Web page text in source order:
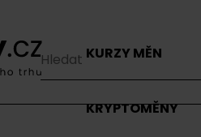
KURZY MĚN
KRYPTOMĚNY